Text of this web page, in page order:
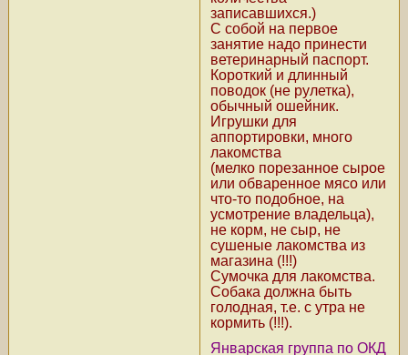
записавшихся.)
С собой на первое
занятие надо принести
ветеринарный паспорт.
Короткий и длинный
поводок (не рулетка),
обычный ошейник.
Игрушки для
аппортировки, много
лакомства
(мелко порезанное сырое
или обваренное мясо или
что-то подобное, на
усмотрение владельца),
не корм, не сыр, не
сушеные лакомства из
магазина (!!!)
Сумочка для лакомства.
Собака должна быть
голодная, т.е. с утра не
кормить (!!!).
Январская группа по ОКД